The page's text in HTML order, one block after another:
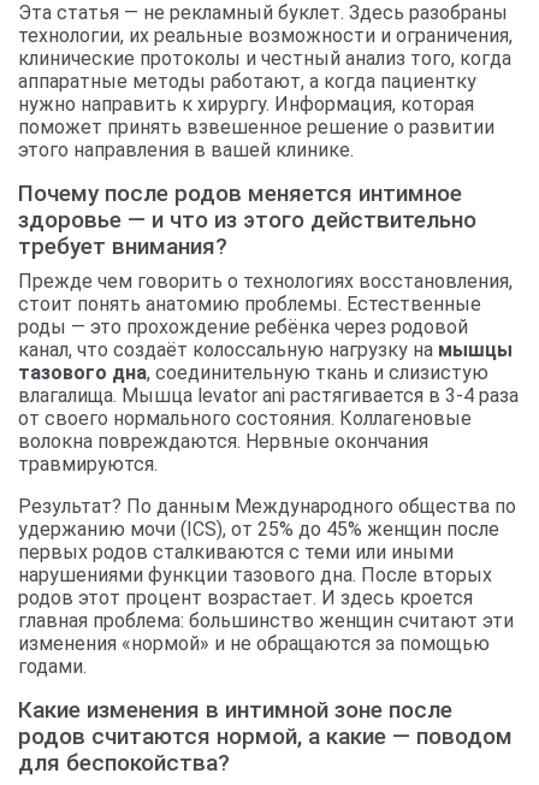
Эта статья — не рекламный буклет. Здесь разобраны
технологии, их реальные возможности и ограничения,
клинические протоколы и честный анализ того, когда
аппаратные методы работают, а когда пациентку
нужно направить к хирургу. Информация, которая
поможет принять взвешенное решение о развитии
этого направления в вашей клинике.
Почему после родов меняется интимное
здоровье — и что из этого действительно
требует внимания?
Прежде чем говорить о технологиях восстановления,
стоит понять анатомию проблемы. Естественные
роды — это прохождение ребёнка через родовой
канал, что создаёт колоссальную нагрузку на мышцы
тазового дна, соединительную ткань и слизистую
влагалища. Мышца levator ani растягивается в 3-4 раза
от своего нормального состояния. Коллагеновые
волокна повреждаются. Нервные окончания
травмируются.
Результат? По данным Международного общества по
удержанию мочи (ICS), от 25% до 45% женщин после
первых родов сталкиваются с теми или иными
нарушениями функции тазового дна. После вторых
родов этот процент возрастает. И здесь кроется
главная проблема: большинство женщин считают эти
изменения «нормой» и не обращаются за помощью
годами.
Какие изменения в интимной зоне после
родов считаются нормой, а какие — поводом
для беспокойства?